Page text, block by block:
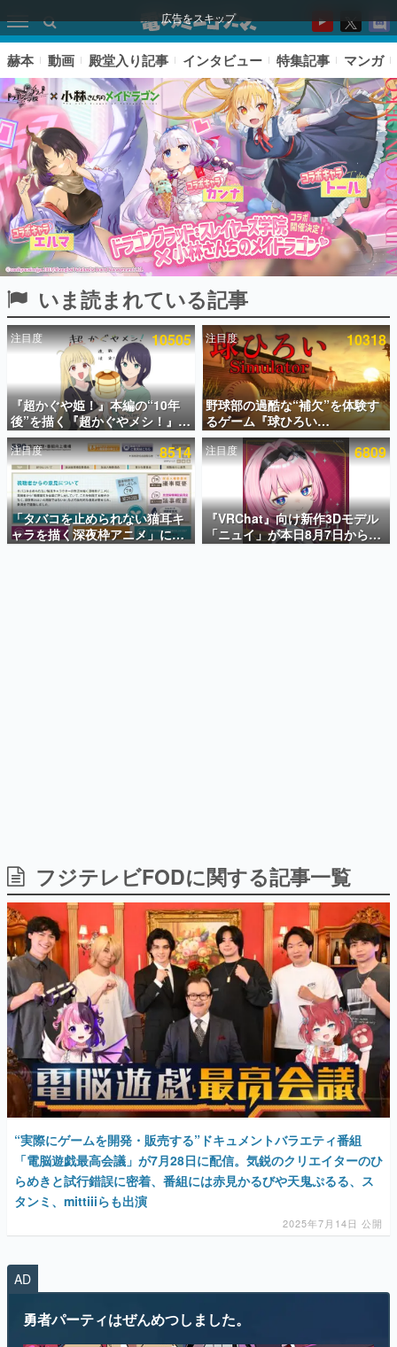
広告をスキップ
ピックアップ
電ファミのいま読まれている記事ランキング
アプリセール情報
インタビュー
連載・特集一覧
殿堂入り記事
SNS拡散数が数千以上！ ページビュー数万以上！ などな
ど。多くの人々に読まれた、電ファミ渾身の“殿堂入り”記
事をまとめました。
日本のモバイルゲーム史における主要なトピック・タイト
ルを網羅するほか、開発者へのインタビューや識者による
解説を掲載。約20年の歴史が一望できる決定版！
若ゲのいたり〜ゲームクリエイターの青春〜
『うつヌケ』『ペンと箸』等で知られるマンガ家・田中圭
一先生によるゲーム業界レポートマンガです。
なんでゲームは面白い？
ゲーム開発者・hamatsu氏がゲームの魅力を画面や操作の
具体的な形から解き明かしていく、硬派で骨太な評論連載
です。
ゲームが変えた日本語
「経験値」「裏技」「ラスボス」… ゲームにまつわる言葉
の起源や用法の変遷を、コンピューター文化史研究家・タ
イニーP氏が徹底調査。
カテゴリ
特集記事
アプリレビュー
その他
赫本 動画 殿堂入り記事 インタビュー 特集記事 マンガ
いま読まれている記事
注目度 10505
『超かぐや姫！』本編の“10年
後”を描く『超かぐやメシ！』
Web連載決定。新たなWebマン
ガレーベル「ビビビコミック」
にて特別話が掲載スタート、あ
のお話には…まだ続きがある！
注目度 10318
野球部の過酷な“補欠”を体験す
るゲーム『球ひろい
Simulator』が「1件」のウィッ
シュリストをもとにチェコ語に
対応しSNSで話題に。『キング
ダム・カム』開発元やチェコの
プロ野球選手から称賛の声
注目度 8514
「タバコを止められない猫耳キ
ャラを描く深夜枠アニメ」に視
聴者の一部から批判意見。違法
注目度 6809
『VRChat』向け新作3Dモデル
「ニュイ」が本日8月7日から
BOOTHにて発売。瞳に光る星
“実際にゲームを開発・販売する”ドキュメントバラエティ番組
「電脳遊戯最高会議」が7月28日に配信。気鋭のクリエイターのひ
らめきと試行錯誤に密着、番組には赤見かるびや天鬼ぷるる、ス
タンミ、mittiiiらも出演
2025年7月14日 公開
AD